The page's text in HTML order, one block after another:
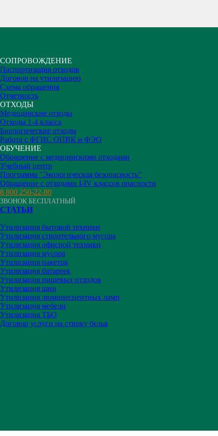
СОПРОВОЖДЕНИЕ
Паспортизация отходов
Договор на утилизацию
Схема обращения
Отчетность
ОТХОДЫ
Медицинские отходы
Отходы 1-4 класса
Биологические отходы
Работа с ФГИС ОПВК и ФЭО
ОБУЧЕНИЕ
Обращение с медицинскими отходами
Учебный центр
Программа "Экологическая безопасность"
Обращение с отходами I-IV классов опасности
8 800 250-22-80
ЗВОНОК БЕСПЛАТНЫЙ
СТАТЬИ
Утилизация бытовой техники
Утилизация строительного мусора
Утилизация офисной техники
Утилизация мусора
Утилизация пакетов
Утилизация батареек
Утилизация пищевых отходов
Утилизация шин
Утилизация люминесцентных ламп
Утилизация мебели
Утилизация ТБО
Договор услуги на стирку белья